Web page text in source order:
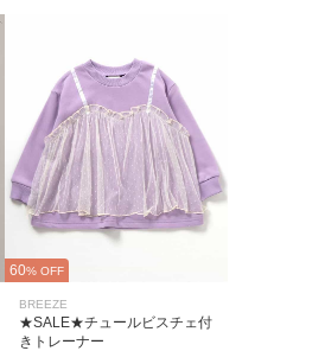
60% OFF
BREEZE
★SALE★チュールビスチェ付
きトレーナー